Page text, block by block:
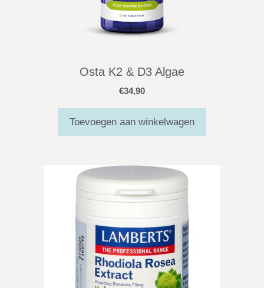
Osta K2 & D3 Algae
€34,90
Toevoegen aan winkelwagen